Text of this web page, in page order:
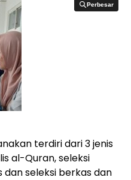
Perbesar
Perbesar
terdiri dari 3 jenis
al-Quran, seleksi
dan seleksi berkas dan